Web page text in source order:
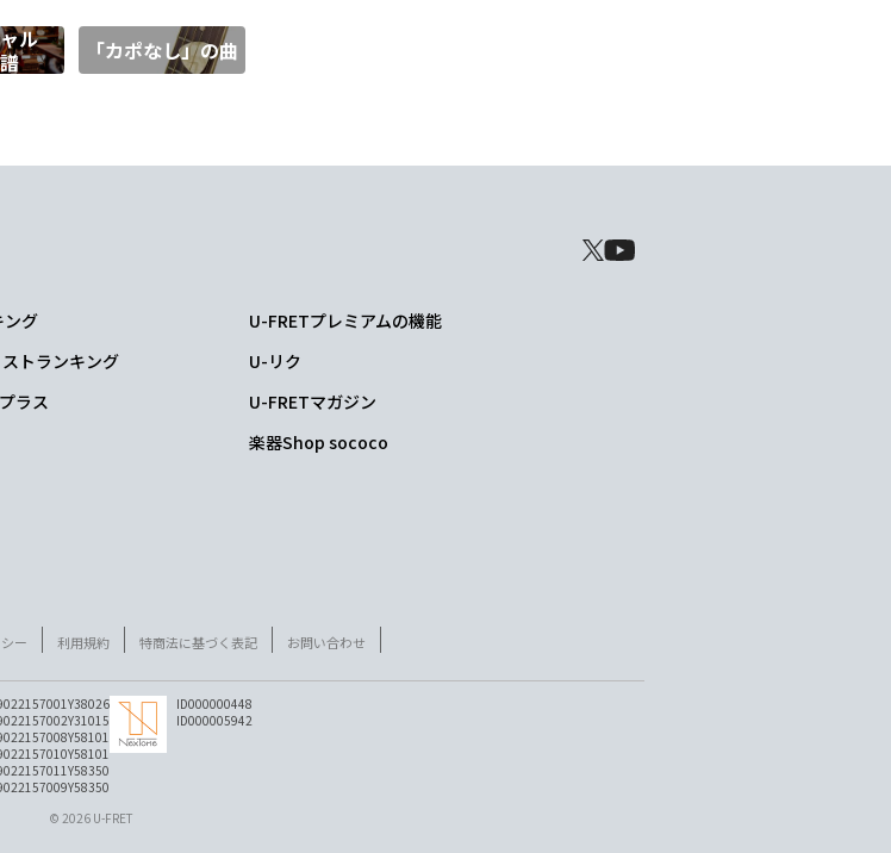
ル
「カポなし」の曲
ング
トランキング
ラス
U-FRETプレミアムの機能
U-リク
U-FRETマガジン
楽器Shop sococo
ー 利用規約 特商法に基づく表記 お問い合わせ
ID000000448
ID000005942
© 2026 U-FRET